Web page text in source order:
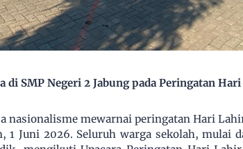
di SMP Negeri 2 Jabung pada Peringatan
nasionalisme mewarnai peringatan Hari
1 Juni 2026. Seluruh warga sekolah, mulai